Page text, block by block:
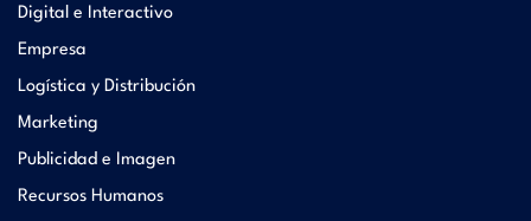
Digital e Interactivo
Empresa
Logística y Distribución
Marketing
Publicidad e Imagen
Recursos Humanos